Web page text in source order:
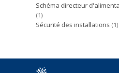
Schéma directeur
(1)
Sécurité des installations (1)